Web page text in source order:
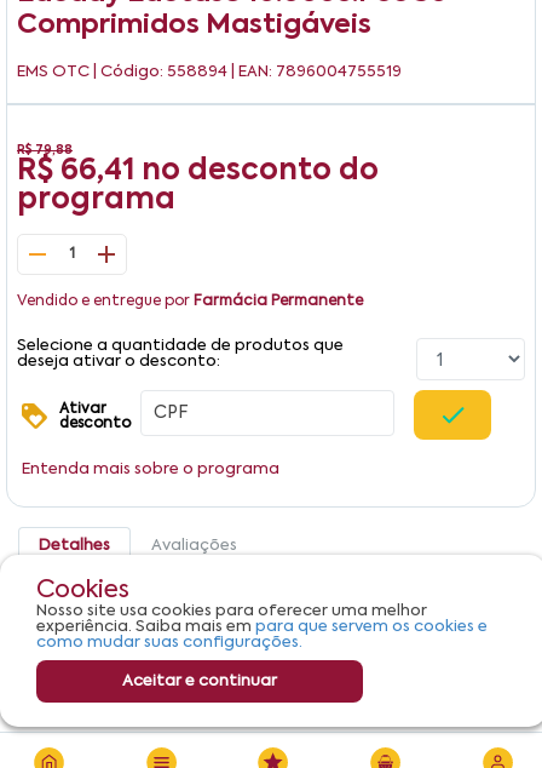
Comprimidos Mastigáveis
EMS OTC | Código: 558894 | EAN: 7896004755519
R$ 79,88
R$ 66,41 no desconto do
programa
1
Vendido e entregue por Farmácia Permanente
Selecione a quantidade de produtos que
deseja ativar o desconto:
Ativar
desconto
Entenda mais sobre o programa
Detalhes Avaliações
Produto não apresenta descrição.
Cookies
Nosso site usa cookies para oferecer uma melhor
experiência. Saiba mais em para que servem os cookies e
como mudar suas configurações.
Aceitar e continuar